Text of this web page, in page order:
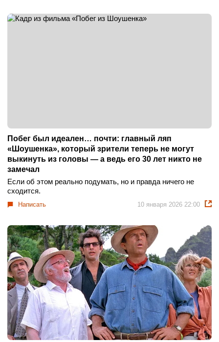
Побег был идеален… почти: главный ляп
«Шоушенка», который зрители теперь не могут
выкинуть из головы — а ведь его 30 лет никто не
замечал
Если об этом реально подумать, но и правда ничего не
сходится.
Написать 10 января 2026 22:00